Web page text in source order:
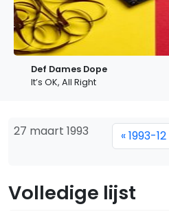
Def Dames Dope
It’s OK, All Right
27 maart 1993 « 1993-12
Volledige lijst